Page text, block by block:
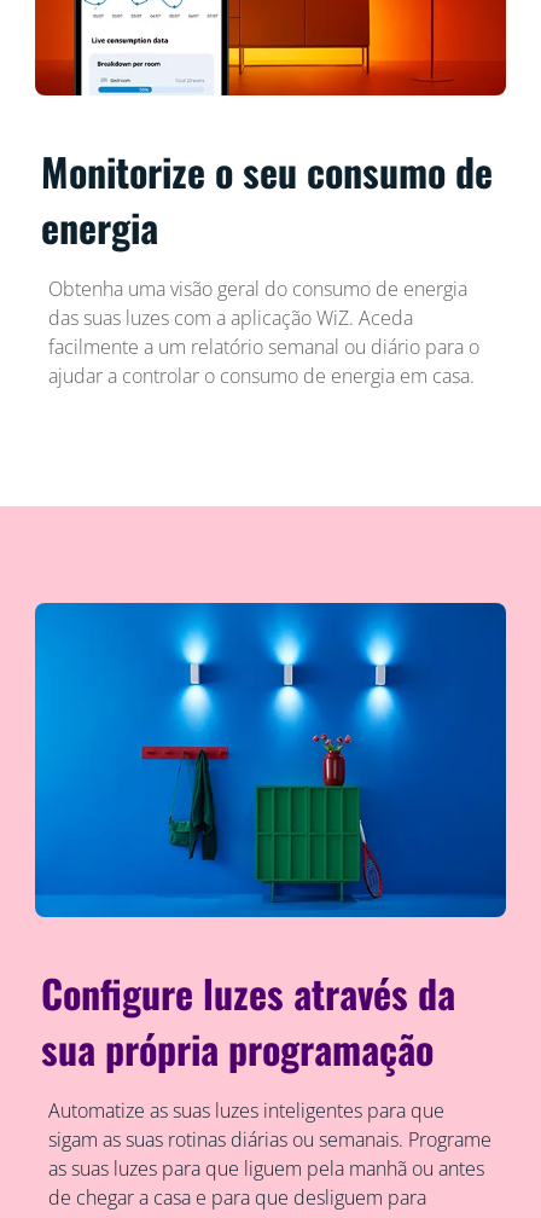
Monitorize o seu consumo de
energia
Obtenha uma visão geral do consumo de energia
das suas luzes com a aplicação WiZ. Aceda
facilmente a um relatório semanal ou diário para o
ajudar a controlar o consumo de energia em casa.
Configure luzes através da
sua própria programação
Automatize as suas luzes inteligentes para que
sigam as suas rotinas diárias ou semanais. Programe
as suas luzes para que liguem pela manhã ou antes
de chegar a casa e para que desliguem para